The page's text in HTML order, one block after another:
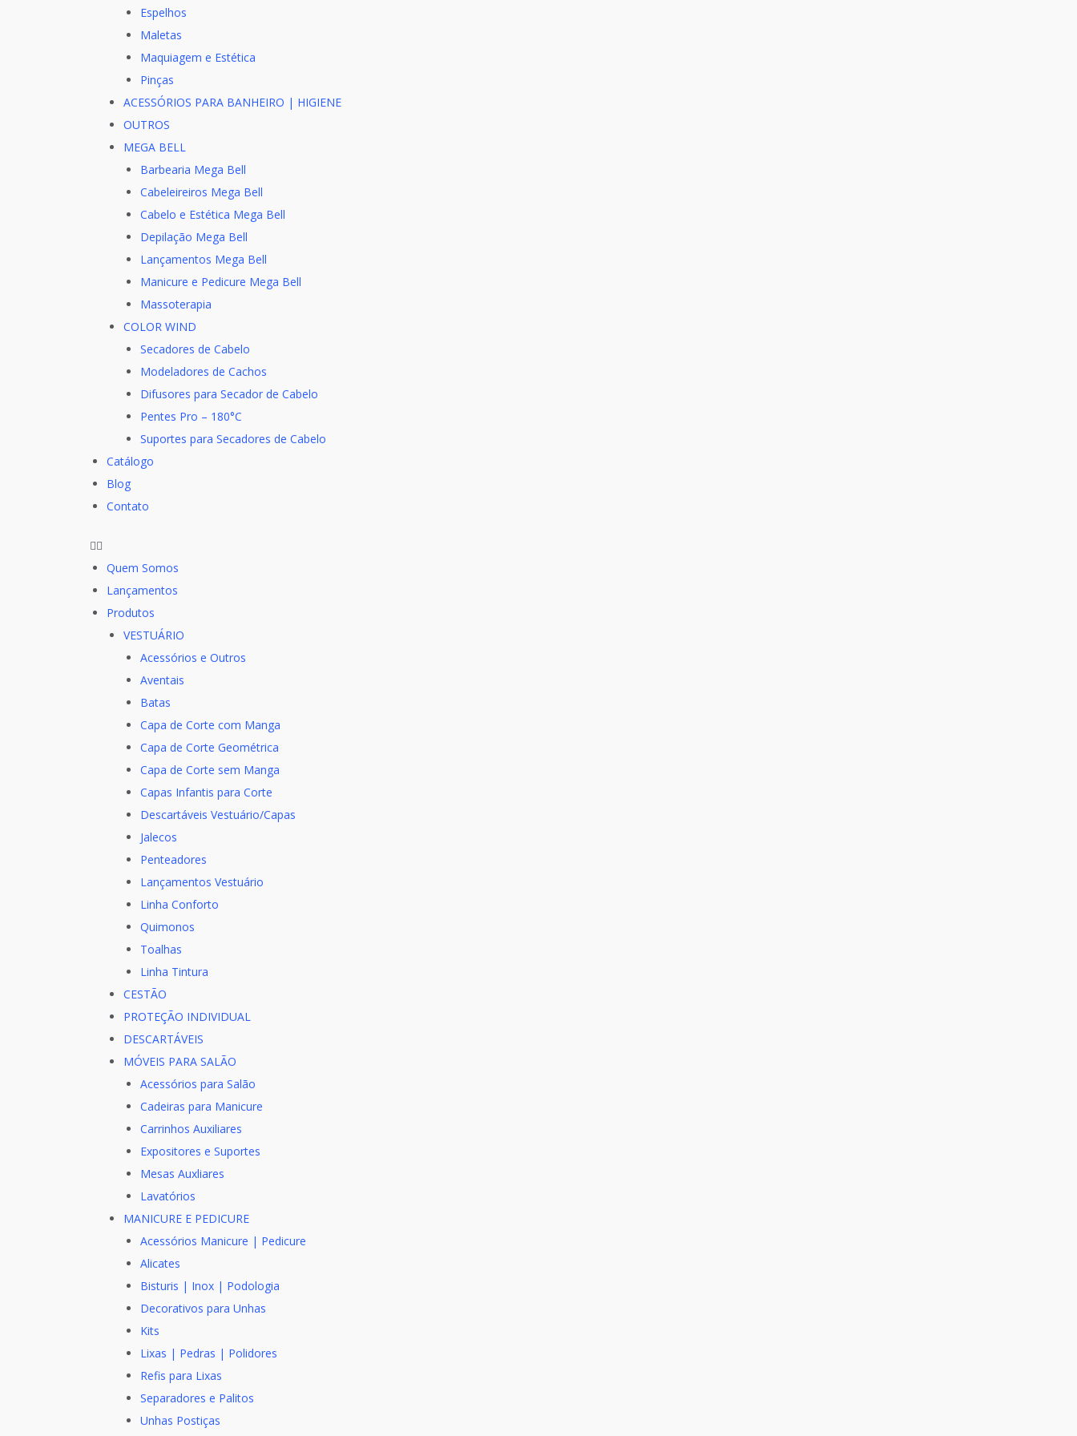
Espelhos
Maletas
Maquiagem e Estética
Pinças
ACESSÓRIOS PARA BANHEIRO | HIGIENE
OUTROS
MEGA BELL
Barbearia Mega Bell
Cabeleireiros Mega Bell
Cabelo e Estética Mega Bell
Depilação Mega Bell
Lançamentos Mega Bell
Manicure e Pedicure Mega Bell
Massoterapia
COLOR WIND
Secadores de Cabelo
Modeladores de Cachos
Difusores para Secador de Cabelo
Pentes Pro – 180°C
Suportes para Secadores de Cabelo
Catálogo
Blog
Contato
Quem Somos
Lançamentos
Produtos
VESTUÁRIO
Acessórios e Outros
Aventais
Batas
Capa de Corte com Manga
Capa de Corte Geométrica
Capa de Corte sem Manga
Capas Infantis para Corte
Descartáveis Vestuário/Capas
Jalecos
Penteadores
Lançamentos Vestuário
Linha Conforto
Quimonos
Toalhas
Linha Tintura
CESTÃO
PROTEÇÃO INDIVIDUAL
DESCARTÁVEIS
MÓVEIS PARA SALÃO
Acessórios para Salão
Cadeiras para Manicure
Carrinhos Auxiliares
Expositores e Suportes
Mesas Auxliares
Lavatórios
MANICURE E PEDICURE
Acessórios Manicure | Pedicure
Alicates
Bisturis | Inox | Podologia
Decorativos para Unhas
Kits
Lixas | Pedras | Polidores
Refis para Lixas
Separadores e Palitos
Unhas Postiças